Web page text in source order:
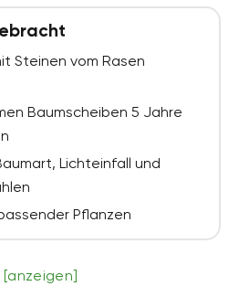
Steinen vom Rasen
Baumscheiben 5 Jahre
Lichteinfall und
Pflanzen
[anzeigen]